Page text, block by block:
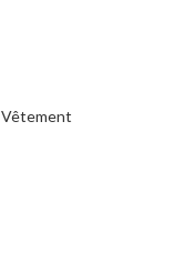
Vêtement